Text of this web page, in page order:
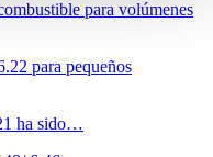
para volúmenes
para pequeños
ha sido…